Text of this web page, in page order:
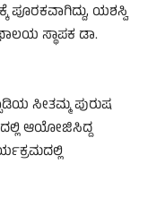
ಪೂರಕವಾಗಿದ್ದು, ಯಶಸ್ವಿ
ಸ್ಥಾಪಕ ಡಾ.
ಸೀತಮ್ಮ ಪುರುಷ
ಆಯೋಜಿಸಿದ್ದ